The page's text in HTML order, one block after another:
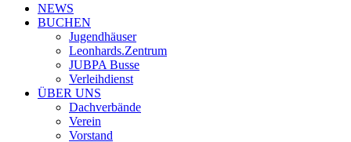
search
Menu
NEWS
BUCHEN
Jugendhäuser
Leonhards.Zentrum
JUBPA Busse
Verleihdienst
ÜBER UNS
Dachverbände
Verein
Vorstand